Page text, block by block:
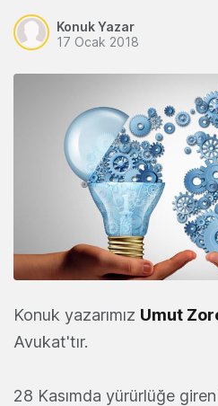
Konuk Yazar
17 Ocak 2018
Konuk yazarımız Umut
Avukat'tır.
28 Kasımda yürürlüğe